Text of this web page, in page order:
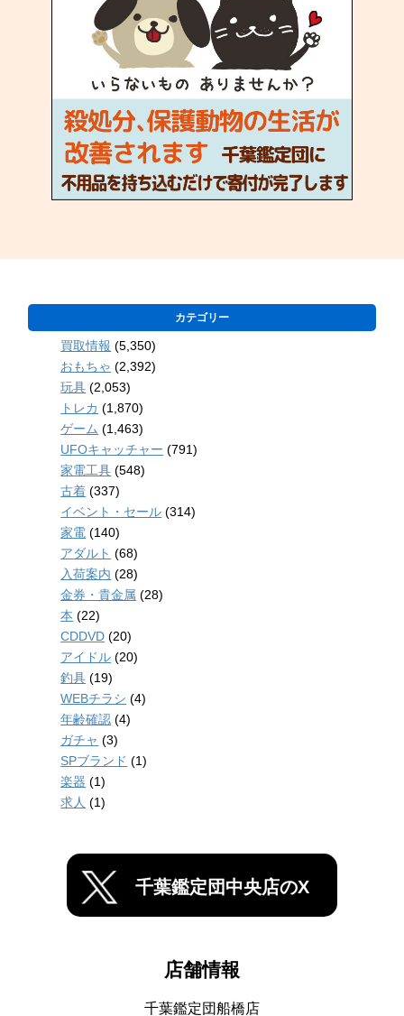
カテゴリー
買取情報 (5,350)
おもちゃ (2,392)
玩具 (2,053)
トレカ (1,870)
ゲーム (1,463)
UFOキャッチャー (791)
家電工具 (548)
古着 (337)
イベント・セール (314)
家電 (140)
アダルト (68)
入荷案内 (28)
金券・貴金属 (28)
本 (22)
CDDVD (20)
アイドル (20)
釣具 (19)
WEBチラシ (4)
年齢確認 (4)
ガチャ (3)
SPブランド (1)
楽器 (1)
求人 (1)
千葉鑑定団中央店のX
店舗情報
千葉鑑定団船橋店